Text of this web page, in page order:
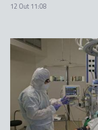
12 Out 11:08